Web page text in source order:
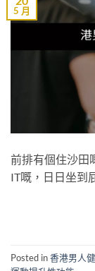
5 月
前排有個住沙田
IT嘅，日日坐到
Posted in香港男人